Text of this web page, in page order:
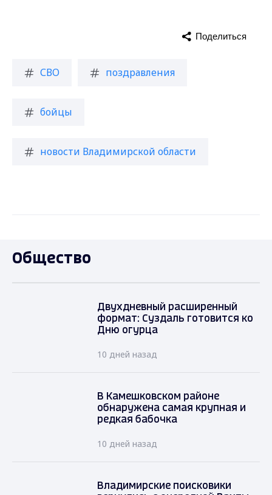
СВО поздравления
бойцы
новости Владимирской области
Поделиться
Общество
Двухдневный расширенный
формат: Суздаль готовится ко
Дню огурца
10 дней назад
В Камешковском районе
обнаружена самая крупная и
редкая бабочка
10 дней назад
Владимирские поисковики